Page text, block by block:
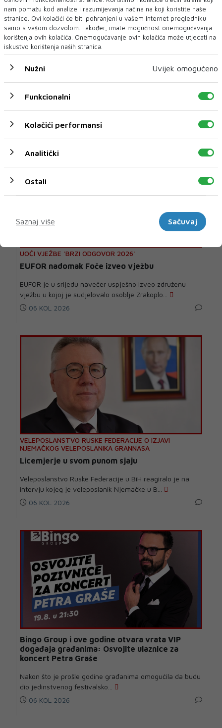
BIH
UOČI VJEŽBE 'BRZI ODGOVOR 2026'
EUFOR nadomak Foče izveo vježbu
EUFOR je u srijedu navečer uspješno izveo združenu
vježbu u kojoj je sudjelovalo osoblje Zrakoplo...
06 KOL 2026
VELEPOSLANSTVO RUSKE FEDERACIJE O IZJAVI
NJEMAČKOG VELEPOSLANIKA GRANNASA
Licemjerje u svom punom sjaju
Veleposlanstvo Ruske Federacije u BiH reagiralo je na
intervju kojeg je veleposlanik Njemačke u B...
06 KOL 2026
Bingo Group i ove godine otvara vrata VIP
događaja građanima: Osvojite ulaznice za
koncert Petra Graše
Nakon što je prošle godine građanima omogućila da budu
dio jedinstvenog festivalsko...
06 KOL 2026
nam pomažu kod analize i razumijevanja načina na koji koristite naše
stranice. Ovi kolačići će biti pohranjeni u vašem Internet pregledniku
samo s vašom dozvolom. Također, imate mogućnost onemogućavanja
korištenja ovih kolačića. Onemogućavanje ovih kolačića može utjecati na
iskustvo korištenja naših stranica.
Nužni Uvijek omogućeno
Funkcionalni
Kolačići performansi
Analitički
Ostali
Saznaj više
Sačuvaj